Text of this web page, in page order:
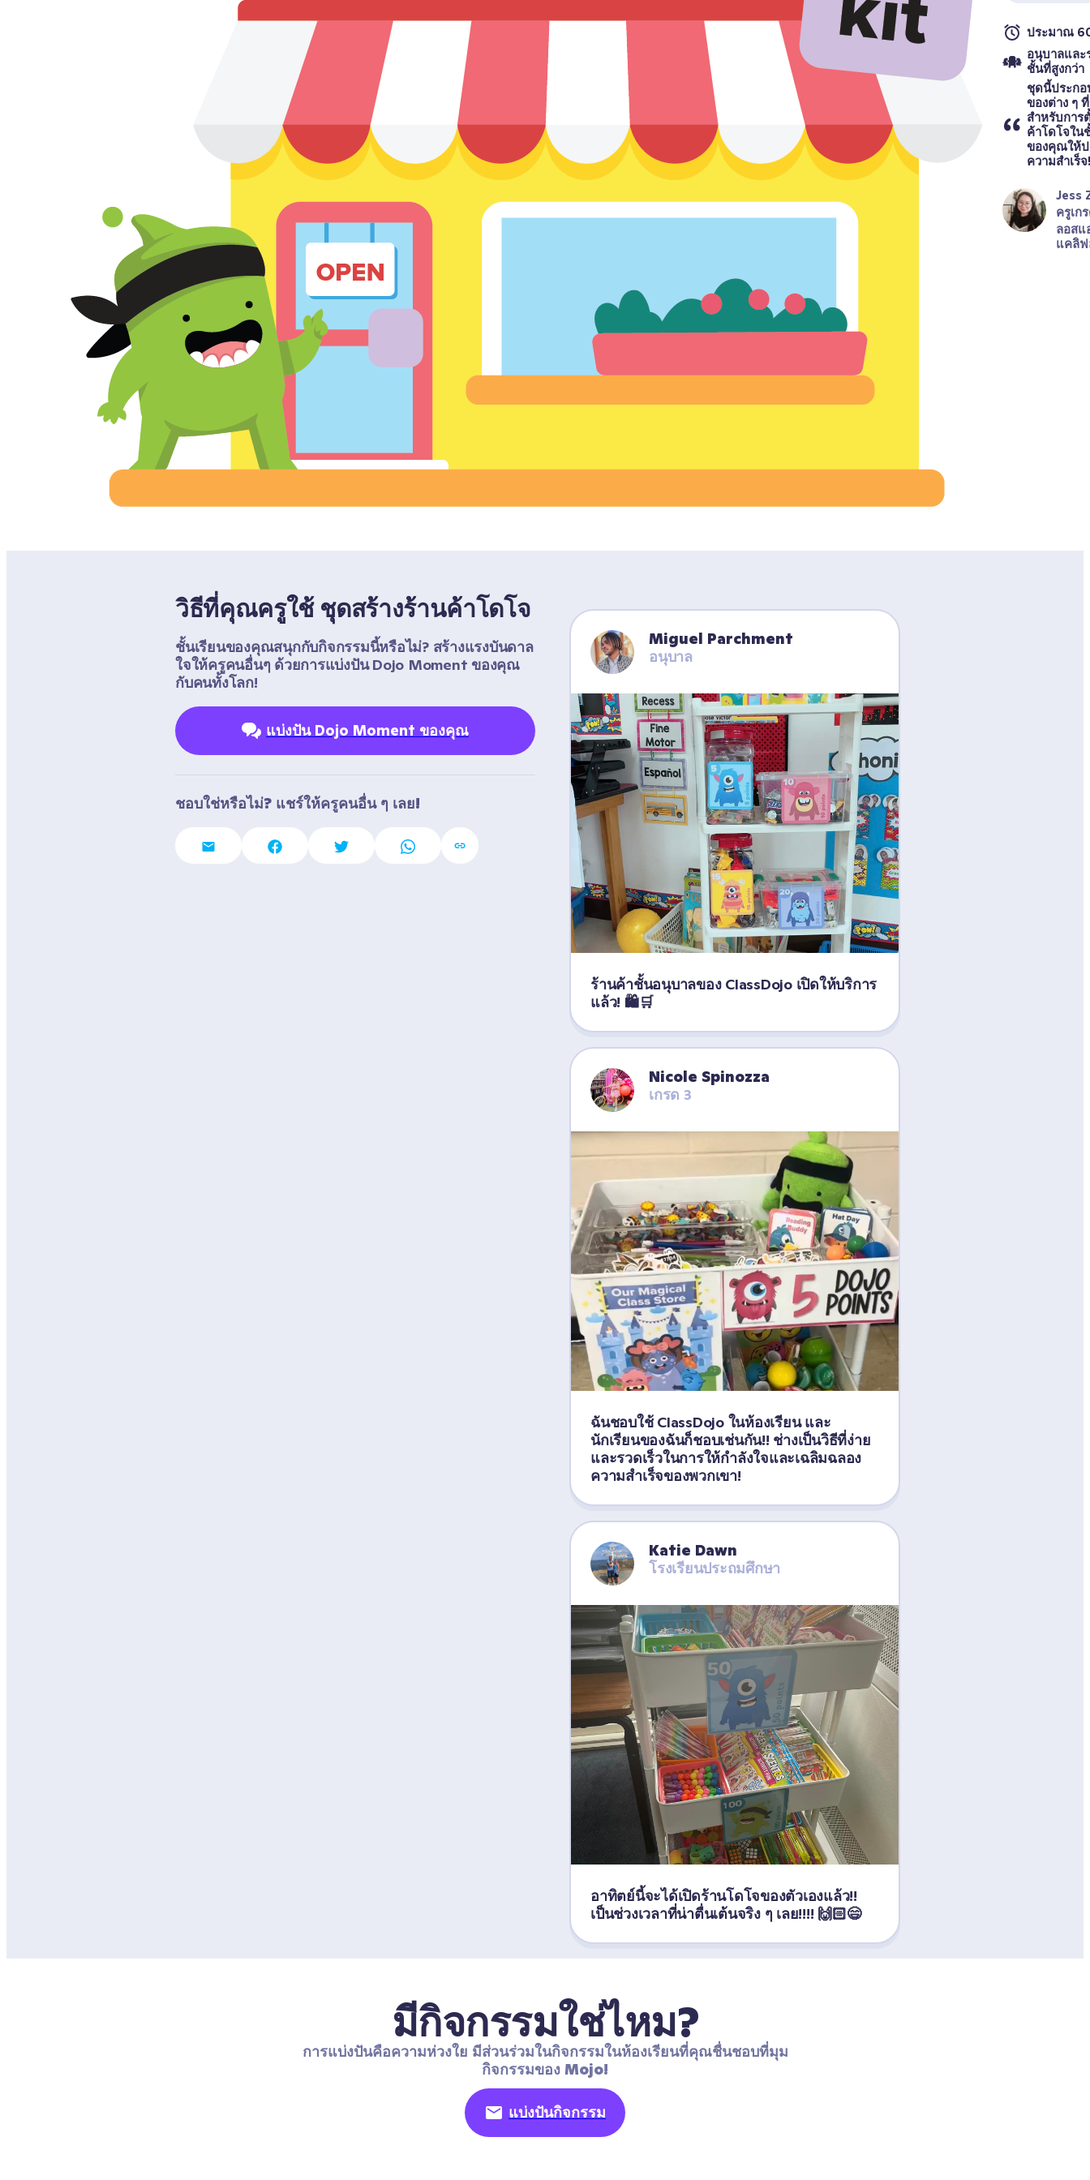
ประมาณ
อนุบาลและ
ชั้นที่สูงกว่า
ชุดนี้ประก
ของต่าง ๆ
สำหรับการ
ค้าโดโจใน
ของคุณให้
ความสำเร็จ!
Jess
ครูเก
ลอสแ
แคลิฟ
วิธีที่คุณครูใช้ ชุดสร้างร้านค้าโดโจ
ชั้นเรียนของคุณสนุกกับกิจกรรมนี้หรือไม่? สร้างแรงบันดาล
ใจให้ครูคนอื่นๆ ด้วยการแบ่งปัน Dojo Moment ของคุณ
กับคนทั้งโลก!
แบ่งปัน Dojo Moment ของคุณ
ชอบใช่หรือไม่? แชร์ให้ครูคนอื่น ๆ เลย!
Miguel Parchment
อนุบาล
ร้านค้าชั้นอนุบาลของ ClassDojo เปิดให้บริการ
แล้ว! 🛍️🛒
Nicole Spinozza
เกรด 3
ฉันชอบใช้ ClassDojo ในห้องเรียน และ
นักเรียนของฉันก็ชอบเช่นกัน!! ช่างเป็นวิธีที่ง่าย
และรวดเร็วในการให้กำลังใจและเฉลิมฉลอง
ความสำเร็จของพวกเขา!
Katie Dawn
โรงเรียนประถมศึกษา
อาทิตย์นี้จะได้เปิดร้านโดโจของตัวเองแล้ว!!
เป็นช่วงเวลาที่น่าตื่นเต้นจริง ๆ เลย!!!! 🙌🏻😄
มีกิจกรรมใช่ไหม?
การแบ่งปันคือความห่วงใย มีส่วนร่วมในกิจกรรมในห้องเรียนที่คุณชื่นชอบที่มุม
กิจกรรมของ Mojo!
แบ่งปันกิจกรรม